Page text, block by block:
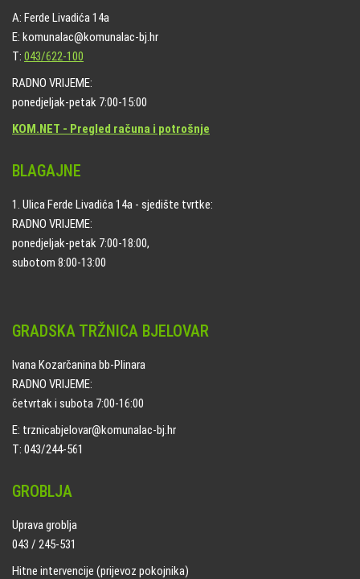
A: Ferde Livadića 14a
E: komunalac@komunalac-bj.hr
T: 043/622-100
RADNO VRIJEME:
ponedjeljak-petak 7:00-15:00
KOM.NET - Pregled računa i potrošnje
BLAGAJNE
1. Ulica Ferde Livadića 14a - sjedište tvrtke:
RADNO VRIJEME:
ponedjeljak-petak 7:00-18:00,
subotom 8:00-13:00
GRADSKA TRŽNICA BJELOVAR
Ivana Kozarčanina bb-Plinara
RADNO VRIJEME:
četvrtak i subota 7:00-16:00
E: trznicabjelovar@komunalac-bj.hr
T: 043/244-561
GROBLJA
Uprava groblja
043 / 245-531
Hitne intervencije (prijevoz pokojnika)